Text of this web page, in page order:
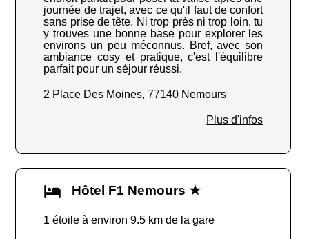
journée de trajet, avec ce qu'il faut de confort
sans prise de tête. Ni trop près ni trop loin, tu
y trouves une bonne base pour explorer les
environs un peu méconnus. Bref, avec son
ambiance cosy et pratique, c'est l'équilibre
parfait pour un séjour réussi.
2 Place Des Moines, 77140 Nemours
Plus d'infos
Hôtel F1 Nemours ★
1 étoile à environ 9.5 km de la gare